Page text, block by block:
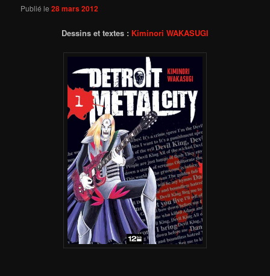
Publié le28 mars 2012
Dessins et textes : Kiminori WAKASUGI